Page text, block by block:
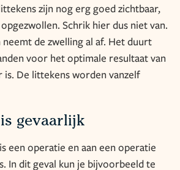
zijn nog erg goed zichtbaar,
Schrik hier dus niet van.
neemt de zwelling al af. Het duurt
voor het optimale resultaat van
is. De littekens worden vanzelf
gevaarlijk
een operatie en aan een operatie
In dit geval kun je bijvoorbeeld te